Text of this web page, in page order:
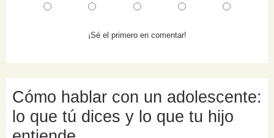
¡Sé el primero en comentar!
Cómo hablar con un adolescente:
lo que tú dices y lo que tu hijo